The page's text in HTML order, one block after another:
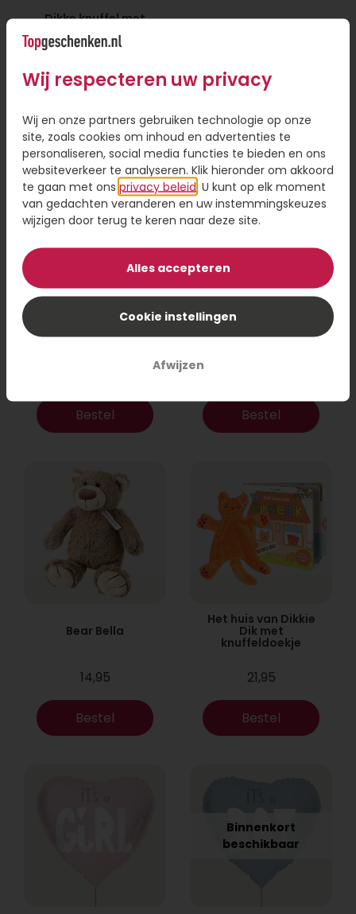
Dikke knuffel met
22,95
Rabbit Richie Roze
17,95
Bestel
Bestel
Bear Bella Mini
Bestel
Bear Bella
14,95
Bestel
Het huis van Dikkie
Dik met
knuffeldoekje
21,95
Bestel
Binnenkort
beschikbaar
Wij respecteren uw privacy
Wij en onze partners gebruiken technologie op onze
site, zoals cookies om inhoud en advertenties te
personaliseren, social media functies te bieden en ons
websiteverkeer te analyseren. Klik hieronder om akkoord
te gaan met ons privacy beleid . U kunt op elk moment
van gedachten veranderen en uw instemmingskeuzes
wijzigen door terug te keren naar deze site.
Alles accepteren
Cookie instellingen
Afwijzen